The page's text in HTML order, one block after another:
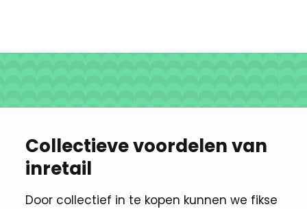
Collectieve voordelen van
inretail
Door collectief in te kopen kunnen we fikse